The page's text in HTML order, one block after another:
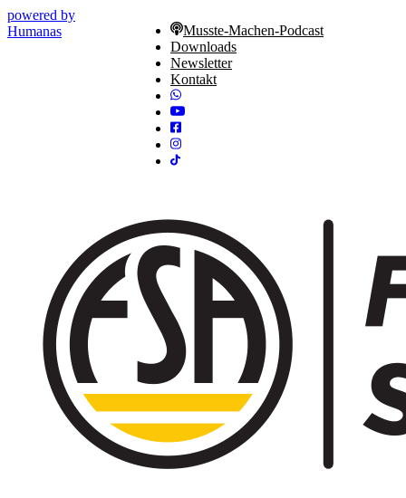
powered by
Humanas
Musste-Machen-Podcast
Downloads
Newsletter
Kontakt